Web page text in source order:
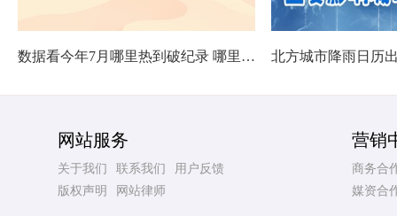
数据看今年7月哪里热到破纪录 哪里暑热连轴转
网站服务
关于我们 联系我们
用户反馈
版权声明
网站律师
营销
商务合
媒资合